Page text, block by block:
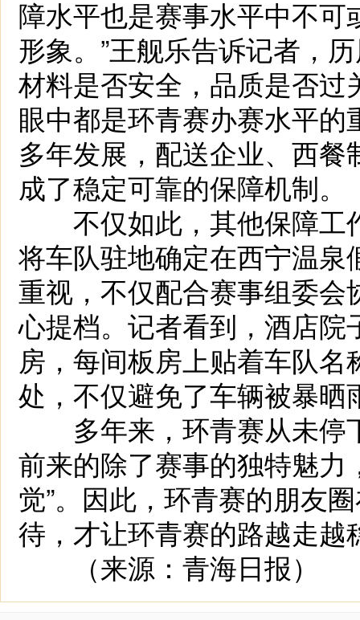
障水平也是赛事水平中不
形象。”王舰乐告诉记者，
材料是否安全，品质是否
眼中都是环青赛办赛水平的
多年发展，配送企业、西
成了稳定可靠的保障机制。
不仅如此，其他保障工
将车队驻地确定在西宁温
重视，不仅配合赛事组委
心提档。记者看到，酒店
房，每间板房上贴着车队
处，不仅避免了车辆被暴
多年来，环青赛从未停
前来的除了赛事的独特魅力
觉”。因此，环青赛的朋友
待，才让环青赛的路越走越
（来源：青海日报）